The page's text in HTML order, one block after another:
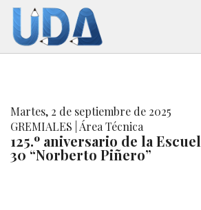
Martes, 2 de septiembre de 2025
GREMIALES | Área Técnica
125.º aniversario de la
30 “Norberto Piñero”